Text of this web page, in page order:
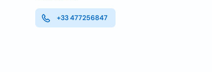
+33 477256847